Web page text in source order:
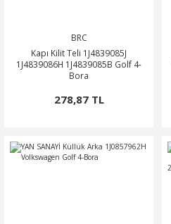
BRC
Kapı Kilit Teli 1J4839085J
1J4839086H 1J4839085B Golf 4-
Bora
278,87 TL